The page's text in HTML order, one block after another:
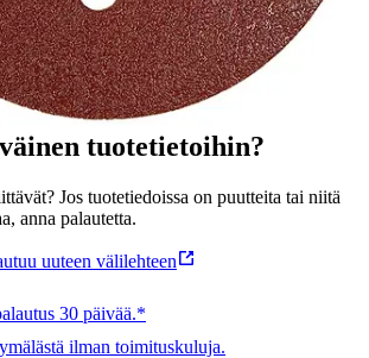
tuotetietoihin?
Jos tuotetiedoissa on puutteita tai niitä
anna palautetta.
uuteen välilehteen
30 päivää.*
ilman toimituskuluja.